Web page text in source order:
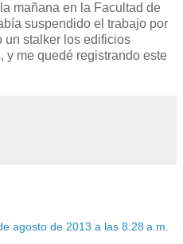
mañana en la Facultad de
suspendido el trabajo por
un stalker los edificios
y me quedé registrando este
agosto de 2013 a las 8:28 a.m.